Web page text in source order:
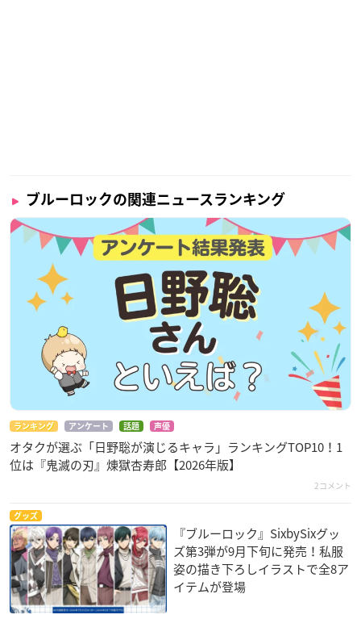
ブルーロックの関連ニュースランキング
ランキング アンケート 話題 声優
オタクが選ぶ「日野聡が演じるキャラ」ランキングTOP10！1
位は『鬼滅の刃』煉󠄁獄杏寿郎【2026年版】
2コメント
グッズ
『ブルーロック』SixbySixグッ
ズ第3弾が9月下旬に発売！私服
姿の描き下ろしイラストで全8ア
イテムが登場